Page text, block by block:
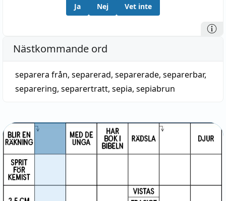
Ja Nej Vet inte
Nästkommande ord
separera från, separerad, separerade, separerbar,
separering, separertratt, sepia, sepiabrun